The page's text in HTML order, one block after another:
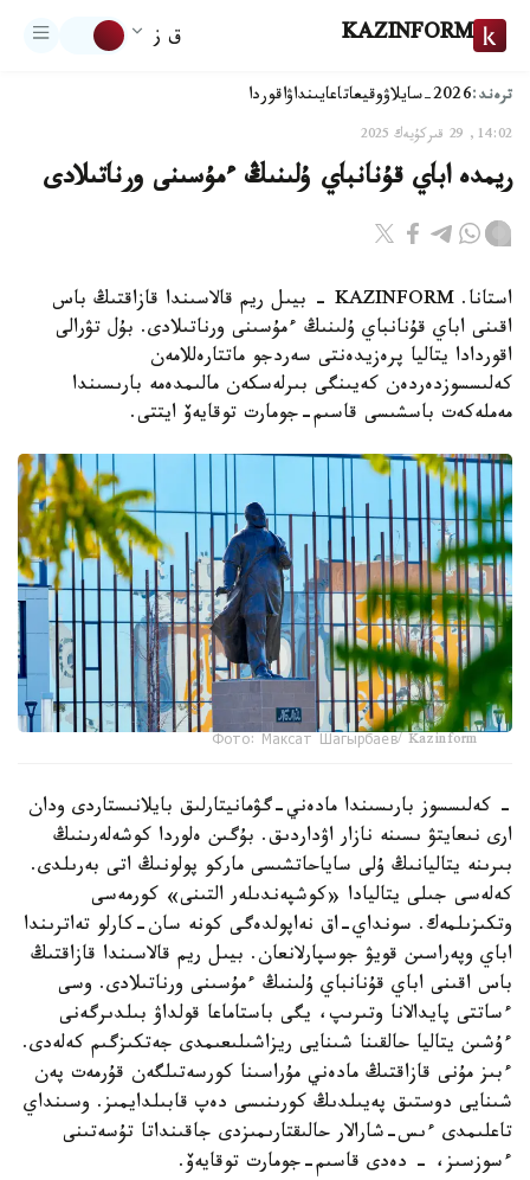
KAZINFORM ق ز
ترەند:2026-سايلاۋ وقيعاتاعايىنداۋاقوردا
14:02, 29 قىركۇيەك 2025
ريمدە اباي قۇنانباي ۇلىنىڭ ءمۇسىنى ورناتىلادى
استانا. KAZINFORM - بيىل ريم قالاسىندا قازاقتىڭ باس
اقىنى اباي قۇنانباي ۇلىنىڭ ءمۇسىنى ورناتىلادى. بۇل تۋرالى
اقوردادا يتاليا پرەزيدەنتى سەردجو ماتتارەللامەن
كەلىسسوزدەردەن كەيىنگى بىرلەسكەن مالىمدەمە بارىسىندا
مەملەكەت باسشىسى قاسىم-جومارت توقايەۆ ايتتى.
Фото: Максат Шагырбаев/ Kazinform
- كەلىسسوز بارىسىندا مادەني-گۋمانيتارلىق بايلانىستاردى ودان
ارى نىعايتۋ ىسىنە نازار اۋداردىق. بۇگىن ەلوردا كوشەلەرىنىڭ
بىرىنە يتاليانىڭ ۇلى ساياحاتشىسى ماركو پولونىڭ اتى بەرىلدى.
كەلەسى جىلى يتاليادا «كوشپەندىلەر التىنى» كورمەسى
وتكىزىلمەك. سونداي-اق نەاپولدەگى كونە سان-كارلو تەاترىندا
اباي وپەراسىن قويۋ جوسپارلانعان. بيىل ريم قالاسىندا قازاقتىڭ
باس اقىنى اباي قۇنانباي ۇلىنىڭ ءمۇسىنى ورناتىلادى. وسى
ءساتتى پايدالانا وتىرىپ، يگى باستاماعا قولداۋ بىلدىرگەنى
ءۇشىن يتاليا حالقىنا شىنايى ريزاشىلىعىمدى جەتكىزگىم كەلەدى.
ءبىز مۇنى قازاقتىڭ مادەني مۇراسىنا كورسەتىلگەن قۇرمەت پەن
شىنايى دوستىق پەيىلدىڭ كورىنىسى دەپ قابىلدايمىز. وسىنداي
تاعلىمدى ءىس-شارالار حالىقتارىمىزدى جاقىنداتا تۇسەتىنى
ءسوزسىز، - دەدى قاسىم-جومارت توقايەۆ.